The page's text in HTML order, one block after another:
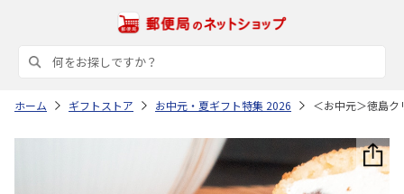
ホーム ギフトストア お中元・夏ギフト特集 2026 ＜お中元＞徳島